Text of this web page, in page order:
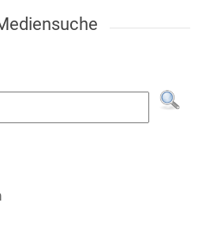
nach der Sie